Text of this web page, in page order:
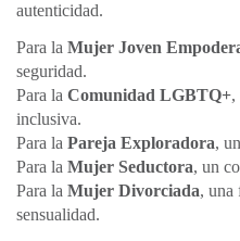
autenticidad.
Para la Mujer Joven
seguridad.
Para la Comunidad LGBTQ+,
inclusiva.
Para la Pareja Exploradora,
Para la Mujer Seductora, un
Para la Mujer Divorciada, una
sensualidad.